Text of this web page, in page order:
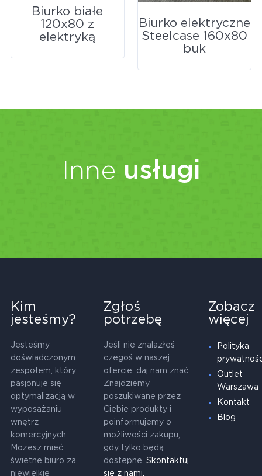
Biurko białe
120x80 z
elektryką
Biurko elektryczne
Steelcase 160x80
buk
Inne usługi
Kim
jesteśmy?
Jesteśmy
doświadczonym
zespołem, który
pasjonuje się
optymalizacją w
wyposażaniu
wnętrz
komercyjnych.
Możesz mieć
świetne biuro za
niewielkie
Zgłoś
potrzebę
Jeśli nie znalazłeś
czegoś w naszej
ofercie, daj nam znać.
Znajdziemy
poszukiwane przez
Ciebie produkty i
poinformujemy o
możliwości zakupu,
gdy tylko będą
dostępne. Skontaktuj
się z nami.
Zobacz
więcej
Polityka
Outlet
Warszawa
Kontakt
Blog